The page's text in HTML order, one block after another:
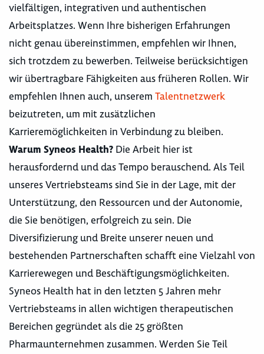
vielfältigen, integrativen und authentischen
Arbeitsplatzes. Wenn Ihre bisherigen Erfahrungen
nicht genau übereinstimmen, empfehlen wir Ihnen,
sich trotzdem zu bewerben. Teilweise berücksichtigen
wir übertragbare Fähigkeiten aus früheren Rollen. Wir
empfehlen Ihnen auch, unserem Talentnetzwerk
beizutreten, um mit zusätzlichen
Karrieremöglichkeiten in Verbindung zu bleiben.
Warum Syneos Health? Die Arbeit hier ist
herausfordernd und das Tempo berauschend. Als Teil
unseres Vertriebsteams sind Sie in der Lage, mit der
Unterstützung, den Ressourcen und der Autonomie,
die Sie benötigen, erfolgreich zu sein. Die
Diversifizierung und Breite unserer neuen und
bestehenden Partnerschaften schafft eine Vielzahl von
Karrierewegen und Beschäftigungsmöglichkeiten.
Syneos Health hat in den letzten 5 Jahren mehr
Vertriebsteams in allen wichtigen therapeutischen
Bereichen gegründet als die 25 größten
Pharmaunternehmen zusammen. Werden Sie Teil